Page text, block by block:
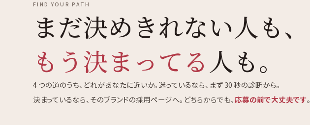
FIND YOUR PATH
まだ決めきれない人も、
もう決まってる 人も。
4 つの道のうち、どれがあなたに近いか。迷っているなら、まず 30 秒の診断から。
決まっているなら、そのブランドの採用ページへ。どちらからでも、応募の前で大丈夫です。